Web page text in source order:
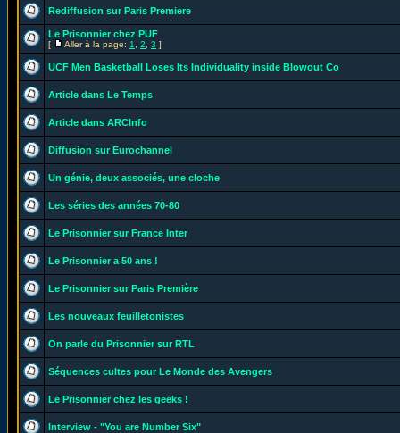
Rediffusion sur Paris Premiere
Le Prisonnier chez PUF
[ Aller à la page: 1 2 3 ]
UCF Men Basketball Loses Its Individuality inside Blowout Co
Article dans Le Temps
Article dans ARCInfo
Diffusion sur Eurochannel
Un génie, deux associés, une cloche
Les séries des années 70-80
Le Prisonnier sur France Inter
Le Prisonnier a 50 ans !
Le Prisonnier sur Paris Première
Les nouveaux feuilletonistes
On parle du Prisonnier sur RTL
Séquences cultes pour Le Monde des Avengers
Le Prisonnier chez les geeks !
Interview - "You are Number Six"